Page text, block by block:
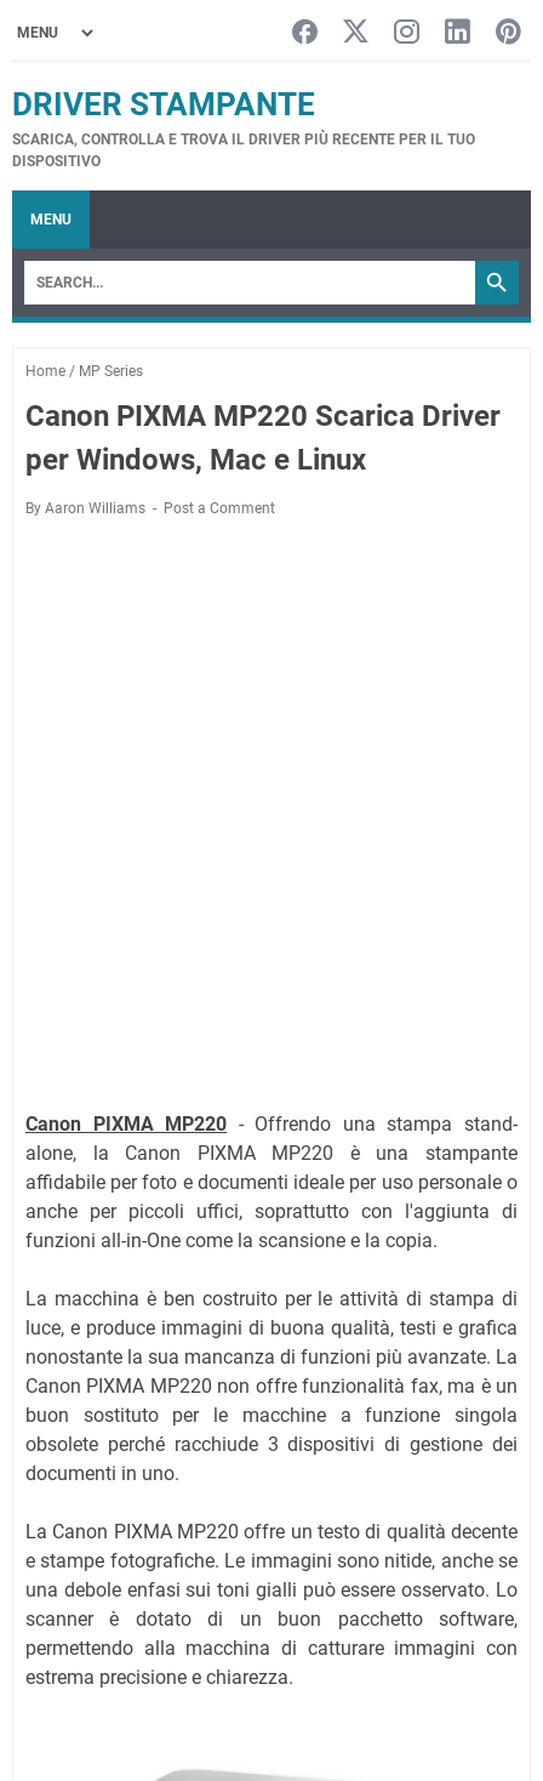
DRIVER STAMPANTE
SCARICA, CONTROLLA E TROVA IL DRIVER PIÙ RECENTE PER IL TUO
DISPOSITIVO
MENU
Home / MP Series
Canon PIXMA MP220 Scarica Driver
per Windows, Mac e Linux
By Aaron Williams Post a Comment
Canon PIXMA MP220 - Offrendo una stampa stand-
alone, la Canon PIXMA MP220 è una stampante
affidabile per foto e documenti ideale per uso personale o
anche per piccoli uffici, soprattutto con l'aggiunta di
funzioni all-in-One come la scansione e la copia.
La macchina è ben costruito per le attività di stampa di
luce, e produce immagini di buona qualità, testi e grafica
nonostante la sua mancanza di funzioni più avanzate. La
Canon PIXMA MP220 non offre funzionalità fax, ma è un
buon sostituto per le macchine a funzione singola
obsolete perché racchiude 3 dispositivi di gestione dei
documenti in uno.
La Canon PIXMA MP220 offre un testo di qualità decente
e stampe fotografiche. Le immagini sono nitide, anche se
una debole enfasi sui toni gialli può essere osservato. Lo
scanner è dotato di un buon pacchetto software,
permettendo alla macchina di catturare immagini con
estrema precisione e chiarezza.